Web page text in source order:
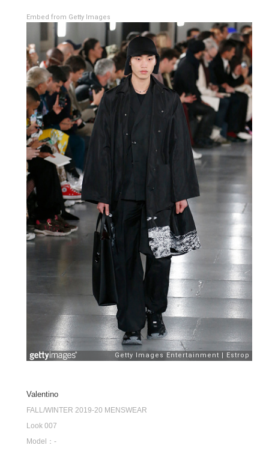
Embed from Getty Images
Valentino
FALL/WINTER 2019-20 MENSWEAR
Look 007
Model：-